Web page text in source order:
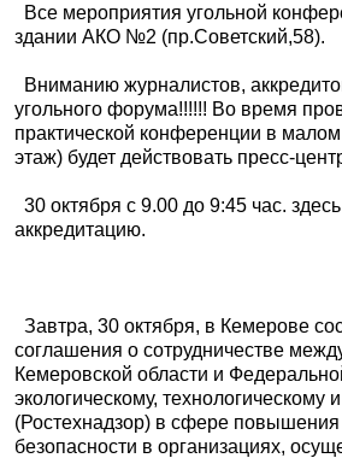
Все мероприятия угольной
здании АКО №2 (пр.Советский,58).
Вниманию журналистов,
угольного форума!!!!!! Во время
практической конференции в
этаж) будет действовать пресс-
30 октября с 9.00 до 9:45 час.
аккредитацию.
Завтра, 30 октября, в Кемерове
соглашения о сотрудничестве
Кемеровской области и
экологическому, технологическому
(Ростехнадзор) в сфере
безопасности в организациях,